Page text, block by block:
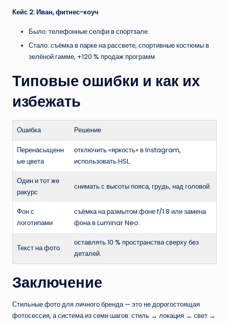
Кейс 2: Иван, фитнес-коуч
Было: телефонные селфи в спортзале.
Стало: съёмка в парке на рассвете, спортивные костюмы в
зелёной гамме, +120 % продаж программ.
Типовые ошибки и как их
избежать
Ошибка Решение
Перенасыщенн
ые цвета
отключить «яркость» в Instagram,
использовать HSL.
Один и тот же
ракурс
снимать с высоты пояса, грудь, над головой.
Фон с
логотипами
съёмка на размытом фоне f/1.8 или замена
фона в Luminar Neo.
Текст на фото
оставлять 10 % пространства сверху без
деталей.
Заключение
Стильные фото для личного бренда — это не дорогостоящая
фотосессия, а система из семи шагов: стиль → локация → свет →